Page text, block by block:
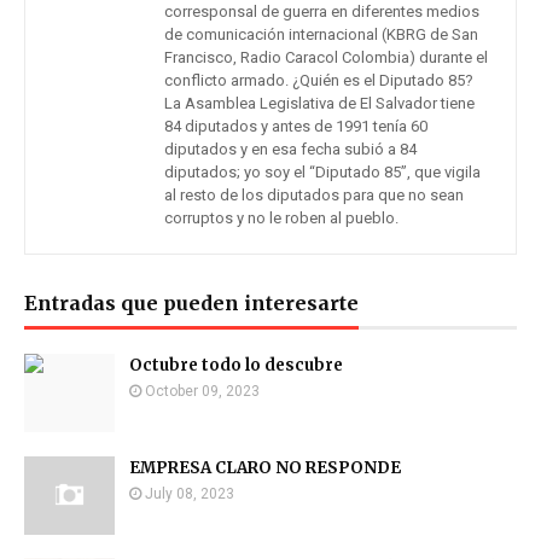
corresponsal de guerra en diferentes medios
de comunicación internacional (KBRG de San
Francisco, Radio Caracol Colombia) durante el
conflicto armado. ¿Quién es el Diputado 85?
La Asamblea Legislativa de El Salvador tiene
84 diputados y antes de 1991 tenía 60
diputados y en esa fecha subió a 84
diputados; yo soy el “Diputado 85”, que vigila
al resto de los diputados para que no sean
corruptos y no le roben al pueblo.
Entradas que pueden interesarte
Octubre todo lo descubre
October 09, 2023
EMPRESA CLARO NO RESPONDE
July 08, 2023